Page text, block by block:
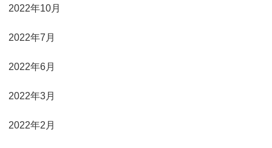
2022年10月
2022年7月
2022年6月
2022年3月
2022年2月